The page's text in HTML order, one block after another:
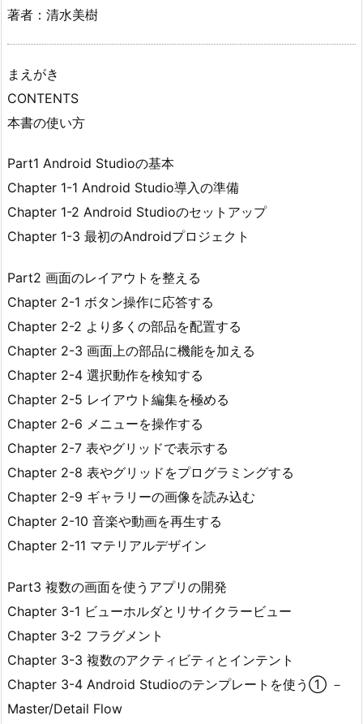
著者：清水美樹
まえがき
CONTENTS
本書の使い方
Part1 Android Studioの基本
Chapter 1-1 Android Studio導入の準備
Chapter 1-2 Android Studioのセットアップ
Chapter 1-3 最初のAndroidプロジェクト
Part2 画面のレイアウトを整える
Chapter 2-1 ボタン操作に応答する
Chapter 2-2 より多くの部品を配置する
Chapter 2-3 画面上の部品に機能を加える
Chapter 2-4 選択動作を検知する
Chapter 2-5 レイアウト編集を極める
Chapter 2-6 メニューを操作する
Chapter 2-7 表やグリッドで表示する
Chapter 2-8 表やグリッドをプログラミングする
Chapter 2-9 ギャラリーの画像を読み込む
Chapter 2-10 音楽や動画を再生する
Chapter 2-11 マテリアルデザイン
Part3 複数の画面を使うアプリの開発
Chapter 3-1 ビューホルダとリサイクラービュー
Chapter 3-2 フラグメント
Chapter 3-3 複数のアクティビティとインテント
Chapter 3-4 Android Studioのテンプレートを使う① －
Master/Detail Flow